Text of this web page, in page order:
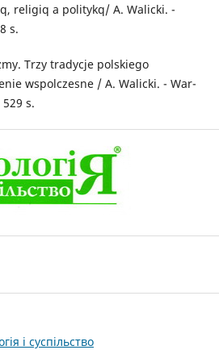
religiq a politykq/ A. Walicki. -
s.
Trzy tradycje polskiego
wspolczesne / A. Walicki. - War-
s.
і суспільство